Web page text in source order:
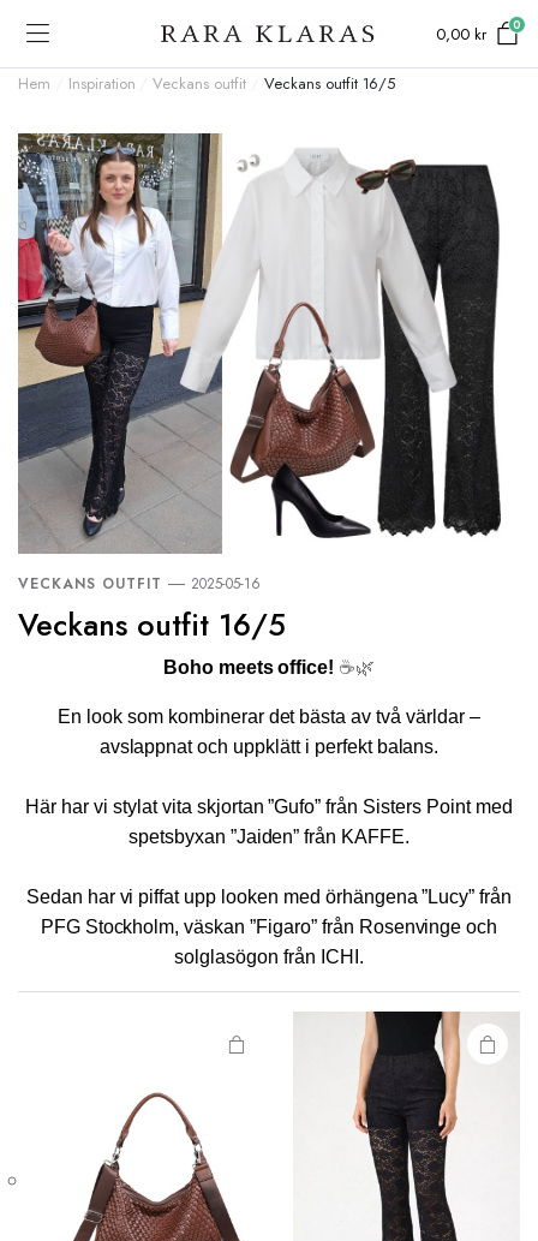
0,00kr 0
Hem Inspiration /Veckans outfit Veckans outfit 16/5
VECKANS OUTFIT 2025-05-16
Veckans outfit 16/5
Boho meets office! ☕🌿
En look som kombinerar det bästa av två världar –
avslappnat och uppklätt i perfekt balans.
Här har vi stylat vita skjortan ”Gufo” från Sisters Point med
spetsbyxan ”Jaiden” från KAFFE.
Sedan har vi piffat upp looken med örhängena ”Lucy” från
PFG Stockholm, väskan ”Figaro” från Rosenvinge och
solglasögon från ICHI.
Den här
varianter.
De olika
alternativen
kan väljas på
produktsidan